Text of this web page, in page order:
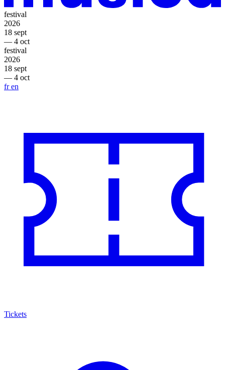
festival
2026
18 sept
— 4 oct
festival
2026
18 sept
— 4 oct
fren
Tickets